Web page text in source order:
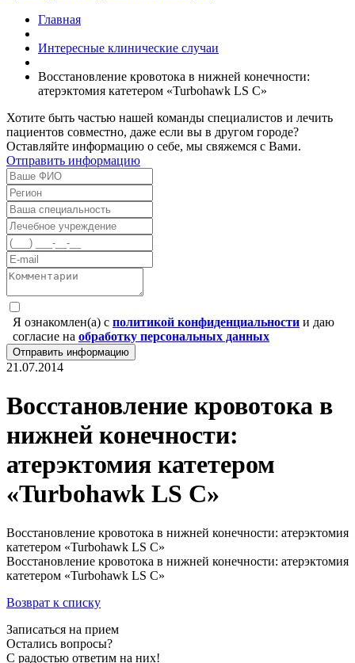
Главная
Интересные клинические случаи
Восстановление кровотока в нижней конечности:
атерэктомия катетером «Turbohawk LS C»
Хотите быть частью нашей команды специалистов и лечить
пациентов совместно, даже если вы в другом городе?
Оставляйте информацию о себе, мы свяжемся с Вами.
Отправить информацию
Я ознакомлен(а) с политикой конфиденциальности и даю
согласие на обработку персональных данных
Отправить информацию
21.07.2014
Восстановление кровотока в
нижней конечности:
атерэктомия катетером
«Turbohawk LS C»
Восстановление кровотока в нижней конечности: атерэктомия
катетером «Turbohawk LS C»
Восстановление кровотока в нижней конечности: атерэктомия
катетером «Turbohawk LS C»
Возврат к списку
Записаться на прием
Остались вопросы?
С радостью ответим на них!